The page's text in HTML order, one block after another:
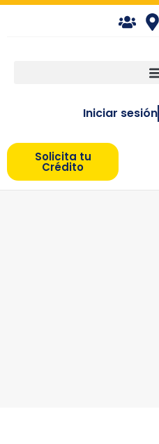
Iniciar sesión
Solicita tu
Crédito